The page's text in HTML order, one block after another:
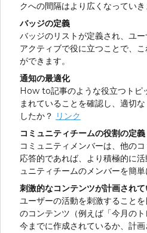
クへの間隔はより広くなっていき
バッジの定義
バッジのリストが定義され、ユ
アクティブで役に立つことで、
ができます。
通知の最適化
How to記事のような役立つトピ
まれていることを確認し、適切
したか？ リンク
コミュニティチームの役割の定義
コミュニティメンバーは、他の
応答的であれば、より積極的に
ュニティチームのメンバーを簡
刺激的なコンテンツが計画されて
ユーザーの活動を刺激すること
のコンテンツ（例えば「今月のト
今までに作成されているか、計